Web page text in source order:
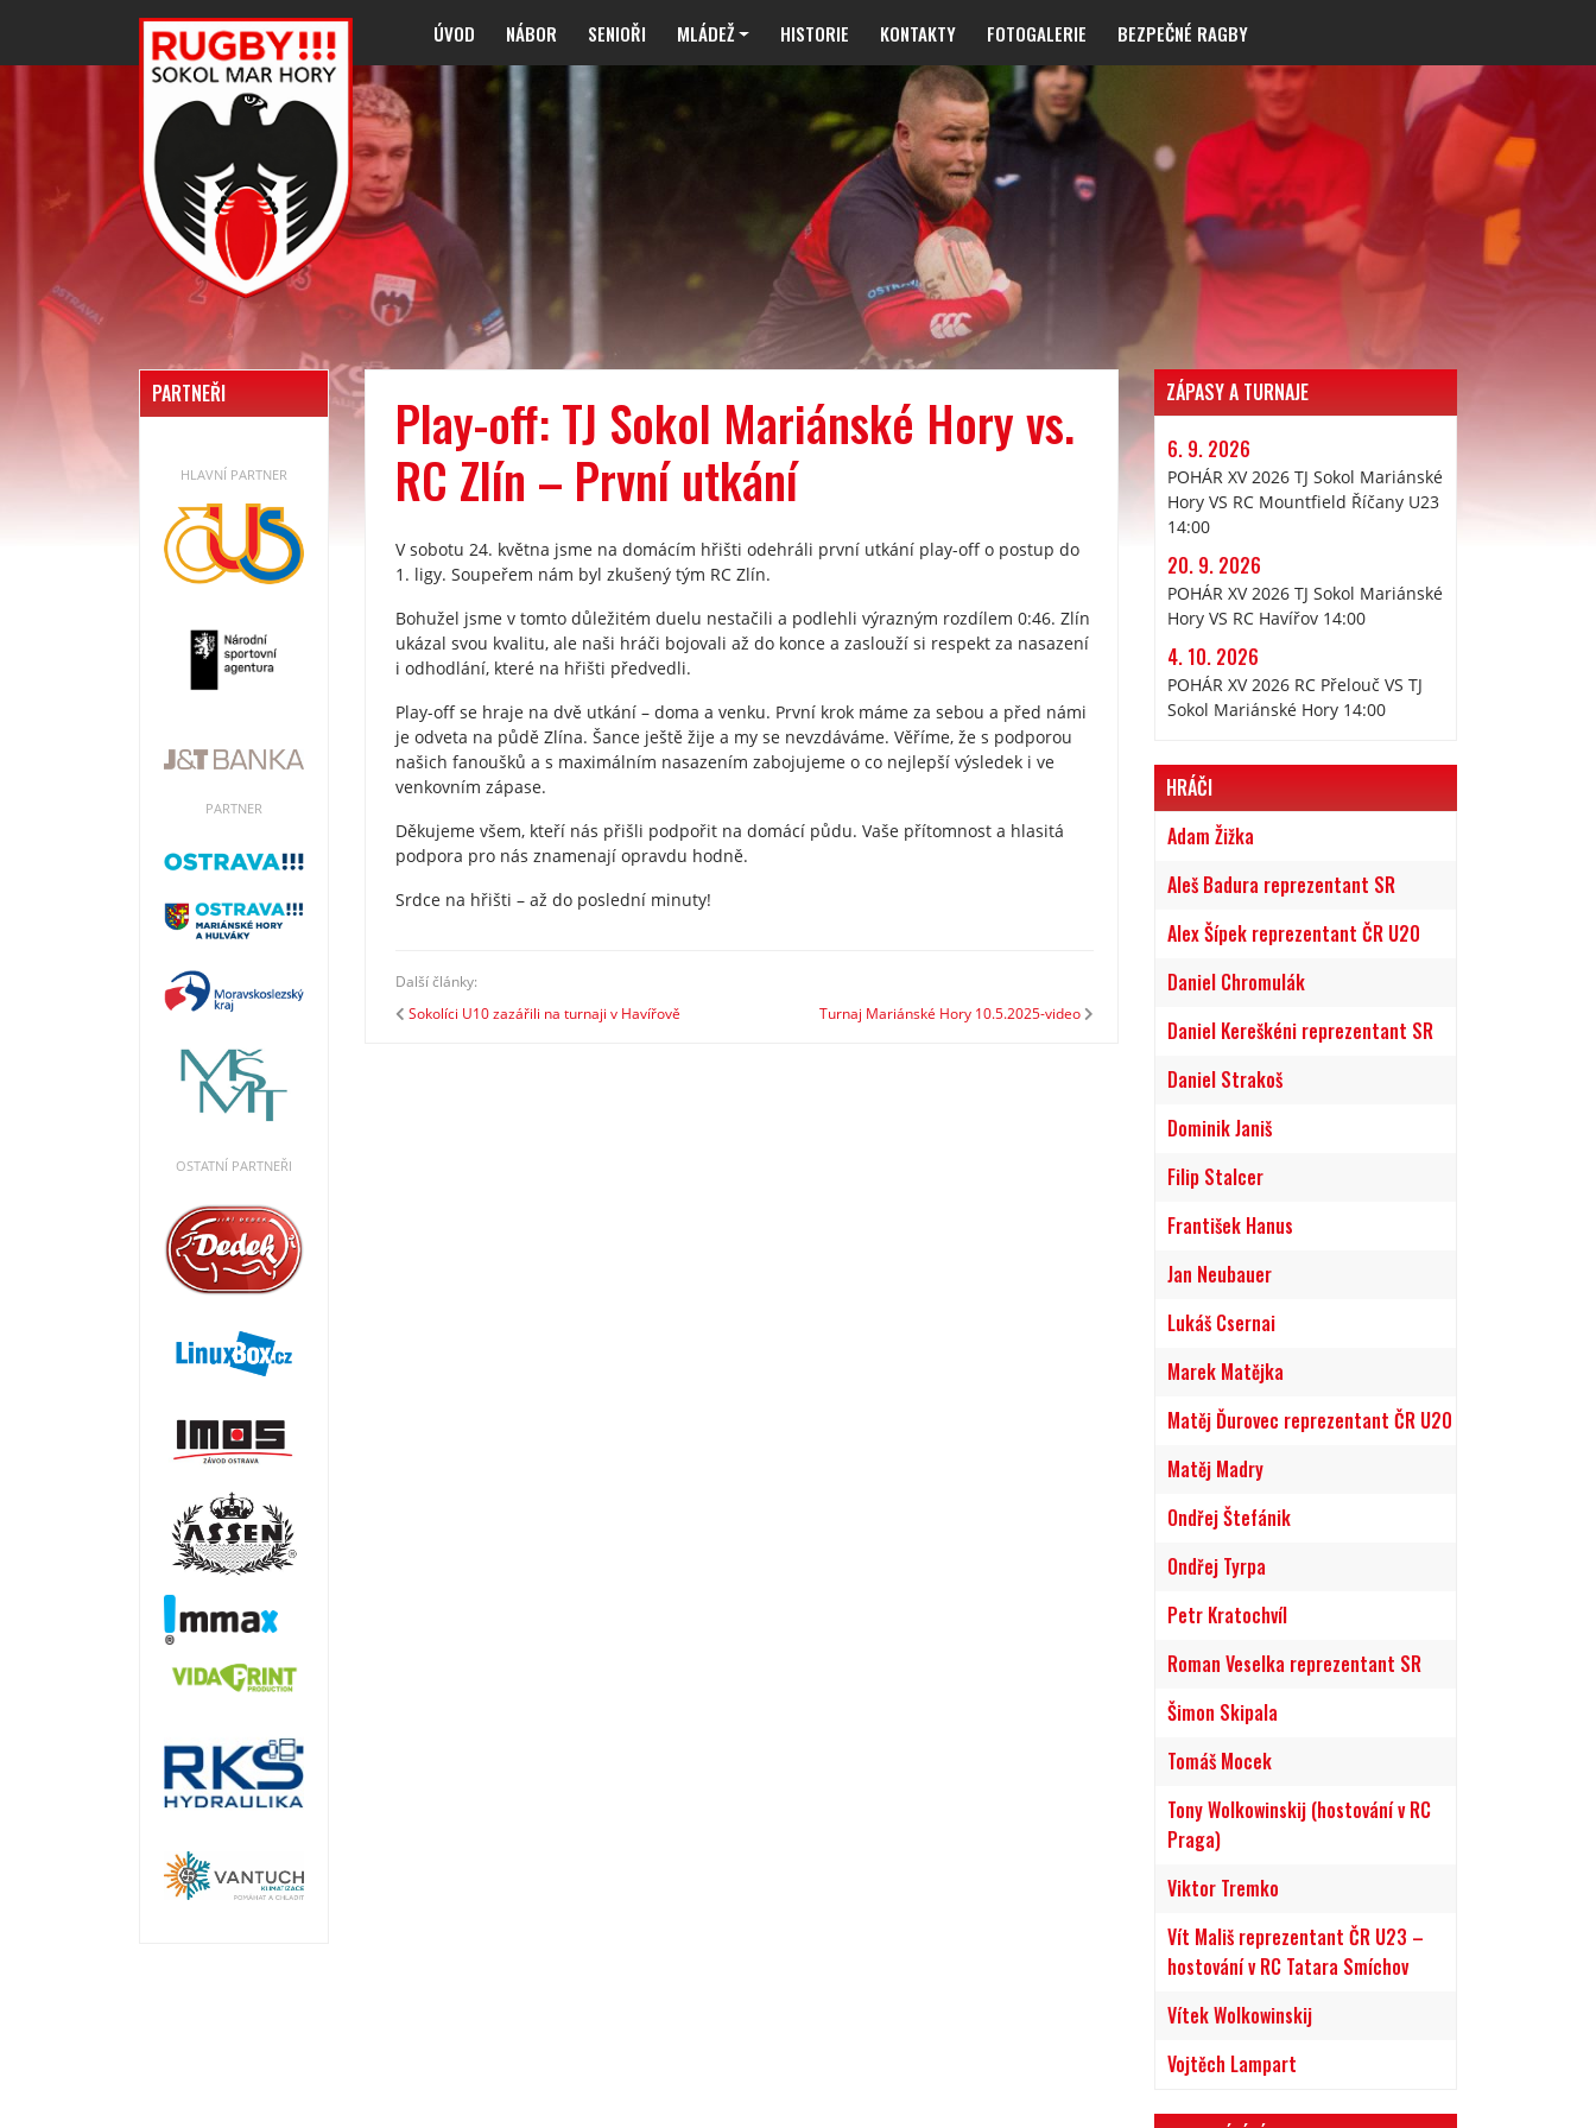
ÚVOD NÁBOR SENIOŘI MLÁDEŽ HISTORIE KONTAKTY FOTOGALERIE BEZPEČNÉ RAGBY
PARTNEŘI
HLAVNÍ PARTNER
PARTNER
OSTATNÍ PARTNEŘI
Play-off: TJ Sokol Mariánské Hory vs.
RC Zlín – První utkání
V sobotu 24. května jsme na domácím hřišti odehráli první utkání play-off o postup do
1. ligy. Soupeřem nám byl zkušený tým RC Zlín.
Bohužel jsme v tomto důležitém duelu nestačili a podlehli výrazným rozdílem 0:46. Zlín
ukázal svou kvalitu, ale naši hráči bojovali až do konce a zaslouží si respekt za nasazení
i odhodlání, které na hřišti předvedli.
Play-off se hraje na dvě utkání – doma a venku. První krok máme za sebou a před námi
je odveta na půdě Zlína. Šance ještě žije a my se nevzdáváme. Věříme, že s podporou
našich fanoušků a s maximálním nasazením zabojujeme o co nejlepší výsledek i ve
venkovním zápase.
Děkujeme všem, kteří nás přišli podpořit na domácí půdu. Vaše přítomnost a hlasitá
podpora pro nás znamenají opravdu hodně.
Srdce na hřišti – až do poslední minuty!
Další články:
Sokolíci U10 zazářili na turnaji v Havířově
Turnaj Mariánské Hory 10.5.2025-video
ZÁPASY A TURNAJE
6. 9. 2026
POHÁR XV 2026 TJ Sokol Mariánské
Hory VS RC Mountfield Říčany U23
14:00
20. 9. 2026
POHÁR XV 2026 TJ Sokol Mariánské
Hory VS RC Havířov 14:00
4. 10. 2026
POHÁR XV 2026 RC Přelouč VS TJ
Sokol Mariánské Hory 14:00
HRÁČI
Adam Žižka
Aleš Badura reprezentant SR
Alex Šípek reprezentant ČR U20
Daniel Chromulák
Daniel Kereškéni reprezentant SR
Daniel Strakoš
Dominik Janiš
Filip Stalcer
František Hanus
Jan Neubauer
Lukáš Csernai
Marek Matějka
Matěj Ďurovec reprezentant ČR U20
Matěj Madry
Ondřej Štefánik
Ondřej Tyrpa
Petr Kratochvíl
Roman Veselka reprezentant SR
Šimon Skipala
Tomáš Mocek
Tony Wolkowinskij (hostování v RC
Praga)
Viktor Tremko
Vít Mališ reprezentant ČR U23 –
hostování v RC Tatara Smíchov
Vítek Wolkowinskij
Vojtěch Lampart